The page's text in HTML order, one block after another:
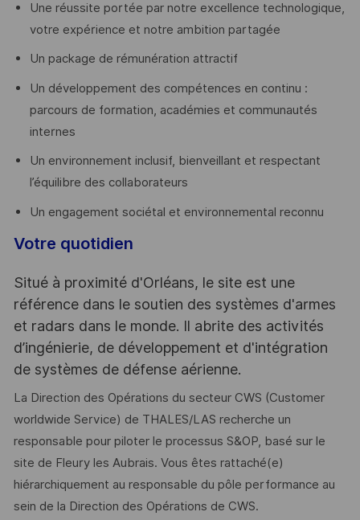
Une réussite portée par notre excellence technologique,
votre expérience et notre ambition partagée
Un package de rémunération attractif
Un développement des compétences en continu :
parcours de formation, académies et communautés
internes
Un environnement inclusif, bienveillant et respectant
l’équilibre des collaborateurs
Un engagement sociétal et environnemental reconnu
Votre quotidien
Situé à proximité d'Orléans, le site est une
référence dans le soutien des systèmes d'armes
et radars dans le monde. Il abrite des activités
d’ingénierie, de développement et d'intégration
de systèmes de défense aérienne.
La Direction des Opérations du secteur CWS (Customer
worldwide Service) de THALES/LAS recherche un
responsable pour piloter le processus S&OP, basé sur le
site de Fleury les Aubrais. Vous êtes rattaché(e)
hiérarchiquement au responsable du pôle performance au
sein de la Direction des Opérations de CWS.